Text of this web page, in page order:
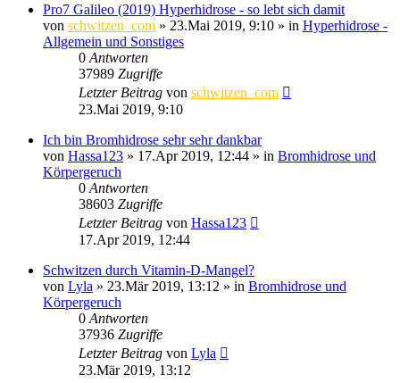
Pro7 Galileo (2019) Hyperhidrose - so lebt sich damit
von schwitzen_com » 23.Mai 2019, 9:10 » in Hyperhidrose -
Allgemein und Sonstiges
0 Antworten
37989 Zugriffe
Letzter Beitrag von schwitzen_com
23.Mai 2019, 9:10
Ich bin Bromhidrose sehr sehr dankbar
von Hassa123 » 17.Apr 2019, 12:44 » in Bromhidrose und
Körpergeruch
0 Antworten
38603 Zugriffe
Letzter Beitrag von Hassa123
17.Apr 2019, 12:44
Schwitzen durch Vitamin-D-Mangel?
von Lyla » 23.Mär 2019, 13:12 » in Bromhidrose und
Körpergeruch
0 Antworten
37936 Zugriffe
Letzter Beitrag von Lyla
23.Mär 2019, 13:12